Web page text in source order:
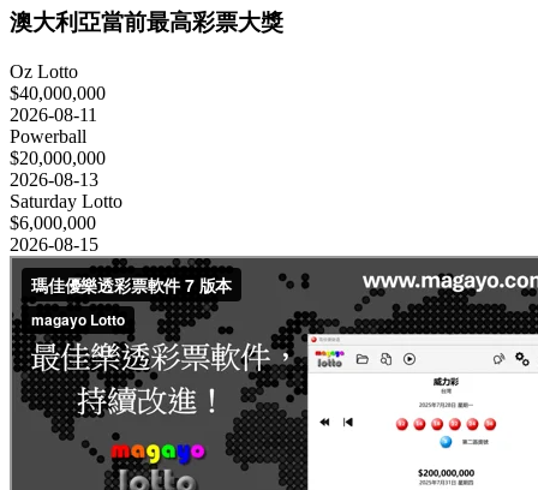
澳大利亞當前最高彩票大獎
Oz Lotto
$40,000,000
2026-08-11
Powerball
$20,000,000
2026-08-13
Saturday Lotto
$6,000,000
2026-08-15